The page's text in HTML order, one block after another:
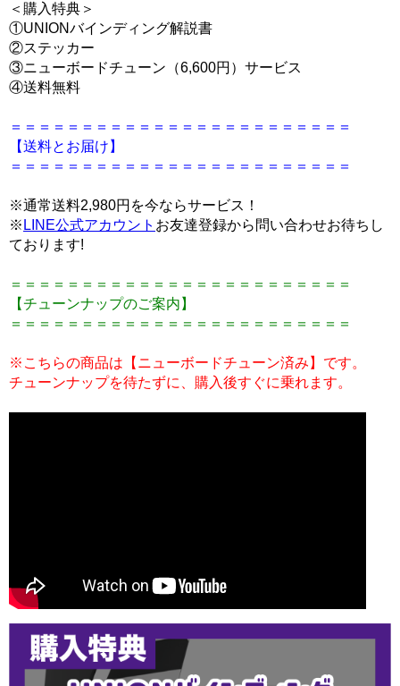
＜購入特典＞
①UNIONバインディング解説書
②ステッカー
③ニューボードチューン（6,600円）サービス
④送料無料
＝＝＝＝＝＝＝＝＝＝＝＝＝＝＝＝＝＝＝＝＝＝＝＝
【送料とお届け】
＝＝＝＝＝＝＝＝＝＝＝＝＝＝＝＝＝＝＝＝＝＝＝＝
※通常送料2,980円を今ならサービス！
※ LINE公式アカウント お友達登録から問い合わせお待ちし
ております!
＝＝＝＝＝＝＝＝＝＝＝＝＝＝＝＝＝＝＝＝＝＝＝＝
【チューンナップのご案内】
＝＝＝＝＝＝＝＝＝＝＝＝＝＝＝＝＝＝＝＝＝＝＝＝
※こちらの商品は【ニューボードチューン済み】です。
チューンナップを待たずに、購入後すぐに乗れます。